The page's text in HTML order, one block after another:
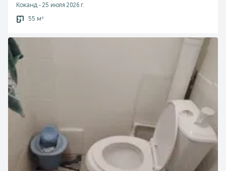
Коканд - 25 июля 2026 г.
55 м²